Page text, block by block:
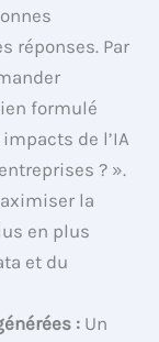
réponses. Par
formulé
de l’IA
? ».
la
en plus
et du
: Un